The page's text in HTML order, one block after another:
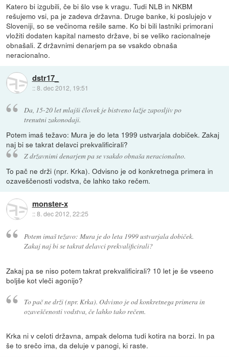
Katero bi izgubili, če bi šlo vse k vragu. Tudi NLB in NKBM
rešujemo vsi, pa je zadeva državna. Druge banke, ki poslujejo v
Sloveniji, so se večinoma rešile same. Ko bi bili lastniki primorani
vložiti dodaten kapital namesto države, bi se veliko racionalneje
obnašali. Z državnimi denarjem pa se vsakdo obnaša
neracionalno.
dstr17_
::8. dec 2012, 19:51
Da, 15-20 let mlajši človek je bistveno lažje zaposljiv po
trenutni zakonodaji.
Potem imaš težavo: Mura je do leta 1999 ustvarjala dobiček. Zakaj
naj bi se takrat delavci prekvalificirali?
Z državnimi denarjem pa se vsakdo obnaša neracionalno.
To pač ne drži (npr. Krka). Odvisno je od konkretnega primera in
ozaveščenosti vodstva, če lahko tako rečem.
monster-x
::8. dec 2012, 22:25
Potem imaš težavo: Mura je do leta 1999 ustvarjala dobiček.
Zakaj naj bi se takrat delavci prekvalificirali?
Zakaj pa se niso potem takrat prekvalificirali? 10 let je še vseeno
boljše kot vleči agonijo?
To pač ne drži (npr. Krka). Odvisno je od konkretnega primera in
ozaveščenosti vodstva, če lahko tako rečem.
Krka ni v celoti državna, ampak deloma tudi kotira na borzi. In pa
še to srečo ima, da deluje v panogi, ki raste.